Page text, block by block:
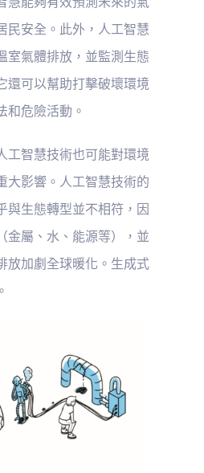
民安全。此外，人工智慧
室氣體排放，並監測生態
還可以幫助打擊破壞環境
和危險活動。
工智慧技術也可能對環境
大影響。人工智慧技術的
與生態轉型並不相符，因
金屬、水、能源等），並
放加劇全球暖化。生成式